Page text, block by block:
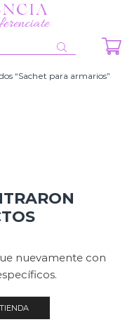
“Sachet para armarios”
nuevamente con